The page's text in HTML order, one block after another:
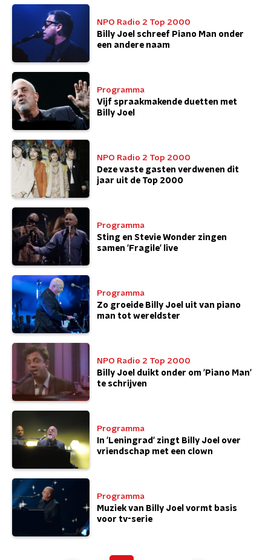
NPO Radio 2 Top 2000
Billy Joel schreef Piano Man onder
een andere naam
Programma
Vijf spraakmakende duetten met
Billy Joel
NPO Radio 2 Top 2000
Deze vaste gasten verdwenen dit
jaar uit de Top 2000
Programma
Sting en Stevie Wonder zingen
samen 'Fragile' live
Programma
Zo groeide Billy Joel uit van piano
man tot wereldster
NPO Radio 2 Top 2000
Billy Joel duikt onder om 'Piano Man'
te schrijven
Programma
In 'Leningrad' zingt Billy Joel over
vriendschap met een clown
Programma
Muziek van Billy Joel vormt basis
voor tv-serie